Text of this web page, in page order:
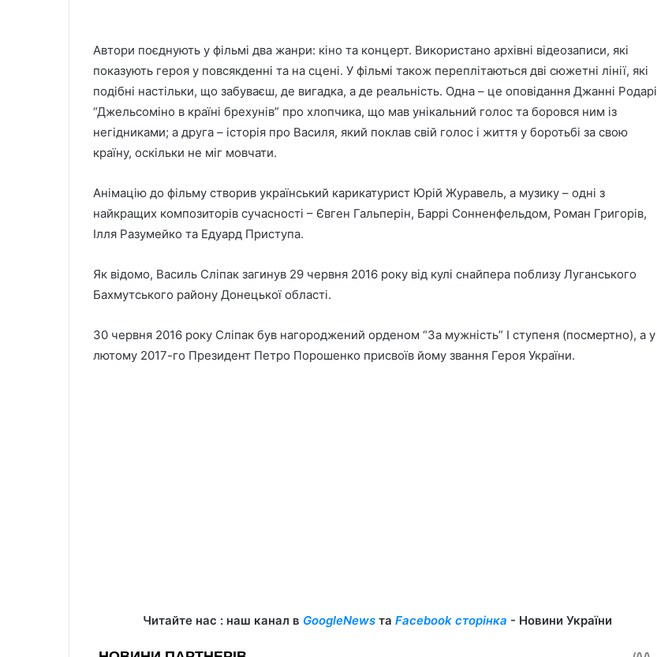
Автори поєднують у фільмі два жанри: кіно та концерт. Використано архівні відеозаписи, які
показують героя у повсякденні та на сцені. У фільмі також переплітаються дві сюжетні лінії, які
подібні настільки, що забуваєш, де вигадка, а де реальність. Одна – це оповідання Джанні Родарі
“Джельсоміно в країні брехунів” про хлопчика, що мав унікальний голос та боровся ним із
негідниками; а друга – історія про Василя, який поклав свій голос і життя у боротьбі за свою
країну, оскільки не міг мовчати.
Анімацію до фільму створив український карикатурист Юрій Журавель, а музику – одні з
найкращих композиторів сучасності – Євген Гальперін, Баррі Сонненфельдом, Роман Григорів,
Ілля Разумейко та Едуард Приступа.
Як відомо, Василь Сліпак загинув 29 червня 2016 року від кулі снайпера поблизу Луганського
Бахмутського району Донецької області.
30 червня 2016 року Сліпак був нагороджений орденом “За мужність” I ступеня (посмертно), а у
лютому 2017-го Президент Петро Порошенко присвоїв йому звання Героя України.
Читайте нас : наш канал в GoogleNewsта Facebook сторінка - Новини України